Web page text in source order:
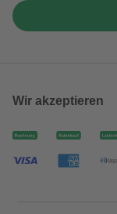
Wir akzeptieren